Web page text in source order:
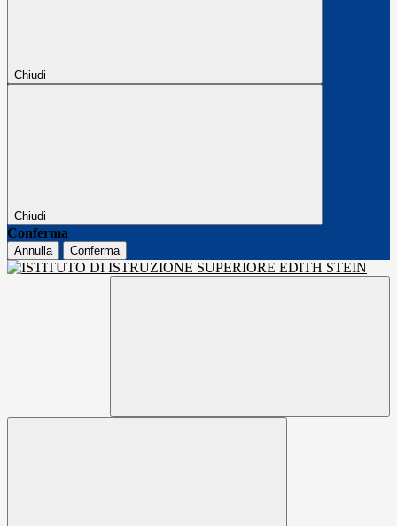
Chiudi
Chiudi
Conferma
Annulla Conferma